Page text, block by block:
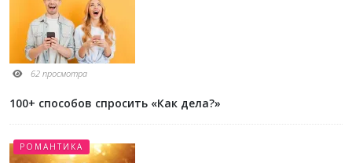
62 просмотра
100+ способов спросить «Как дела?»
РОМАНТИКА